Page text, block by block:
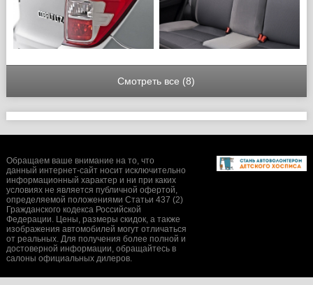
Смотреть все (8)
Обращаем ваше внимание на то, что
данный интернет-сайт носит исключительно
информационный характер и ни при каких
условиях не является публичной офертой,
определяемой положениями Статьи 437 (2)
Гражданского кодекса Российской
Федерации. Цены, размеры скидок, а также
изображения автомобилей могут отличаться
от реальных. Для получения более полной и
достоверной информации, обращайтесь в
салоны официальных дилеров.